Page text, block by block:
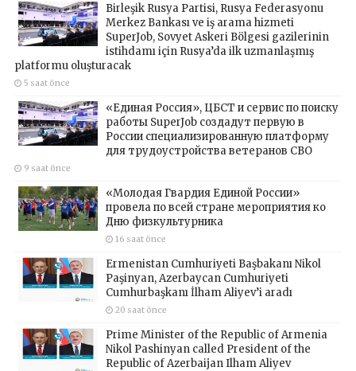
Birleşik Rusya Partisi, Rusya Federasyonu
Merkez Bankası ve iş arama hizmeti
SuperJob, Sovyet Askeri Bölgesi gazilerinin
istihdamı için Rusya’da ilk uzmanlaşmış
platformu oluşturacak
5 saat önce
«Единая Россия», ЦБСТ и сервис по поиску
работы SuperJob создадут первую в
России специализированную платформу
для трудоустройства ветеранов СВО
9 saat önce
«Молодая Гвардия Единой России»
провела по всей стране мероприятия ко
Дню физкультурника
16 saat önce
Ermenistan Cumhuriyeti Başbakanı Nikol
Paşinyan, Azerbaycan Cumhuriyeti
Cumhurbaşkanı İlham Aliyev’i aradı
20 saat önce
Prime Minister of the Republic of Armenia
Nikol Pashinyan called President of the
Republic of Azerbaijan Ilham Aliyev